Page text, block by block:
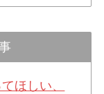
ほしい、